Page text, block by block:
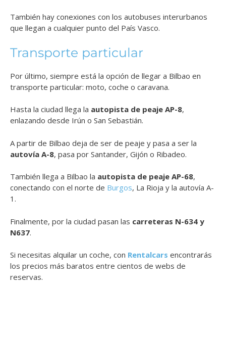
También hay conexiones con los autobuses interurbanos
que llegan a cualquier punto del País Vasco.
Transporte particular
Por último, siempre está la opción de llegar a Bilbao en
transporte particular: moto, coche o caravana.
Hasta la ciudad llega la autopista de peaje AP-8,
enlazando desde Irún o San Sebastián.
A partir de Bilbao deja de ser de peaje y pasa a ser la
autovía A-8, pasa por Santander, Gijón o Ribadeo.
También llega a Bilbao la autopista de peaje AP-68,
conectando con el norte de Burgos, La Rioja y la autovía A-
1.
Finalmente, por la ciudad pasan las carreteras N-634 y
N637.
Si necesitas alquilar un coche, con Rentalcars encontrarás
los precios más baratos entre cientos de webs de
reservas.